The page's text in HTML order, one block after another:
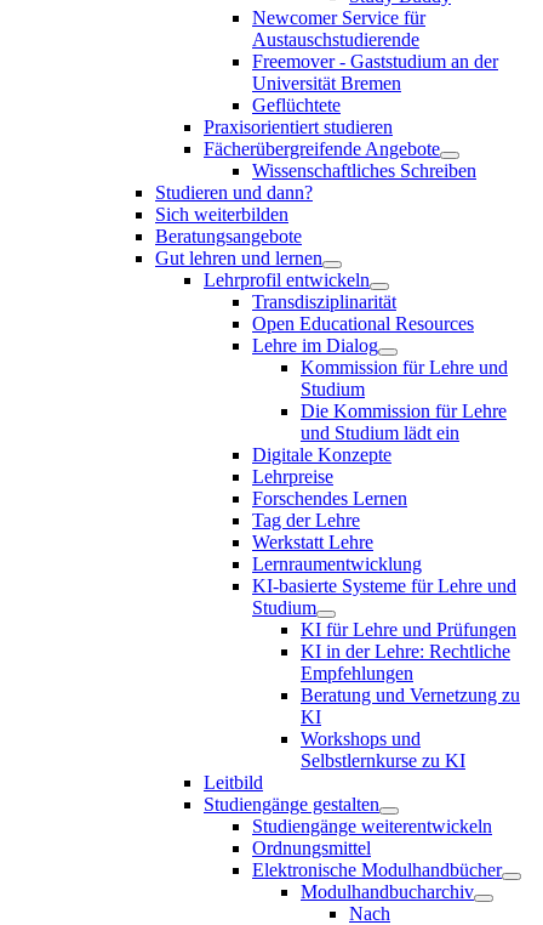
Newcomer Service für
Austauschstudierende
Freemover - Gaststudium an der
Universität Bremen
Geflüchtete
Praxisorientiert studieren
Fächerübergreifende Angebote
Wissenschaftliches Schreiben
Studieren und dann?
Sich weiterbilden
Beratungsangebote
Gut lehren und lernen
Lehrprofil entwickeln
Transdisziplinarität
Open Educational Resources
Lehre im Dialog
Kommission für Lehre und
Studium
Die Kommission für Lehre
und Studium lädt ein
Digitale Konzepte
Lehrpreise
Forschendes Lernen
Tag der Lehre
Werkstatt Lehre
Lernraumentwicklung
KI-basierte Systeme für Lehre und
Studium
KI für Lehre und Prüfungen
KI in der Lehre: Rechtliche
Empfehlungen
Beratung und Vernetzung zu
KI
Workshops und
Selbstlernkurse zu KI
Leitbild
Studiengänge gestalten
Studiengänge weiterentwickeln
Ordnungsmittel
Elektronische Modulhandbücher
Modulhandbucharchiv
Nach